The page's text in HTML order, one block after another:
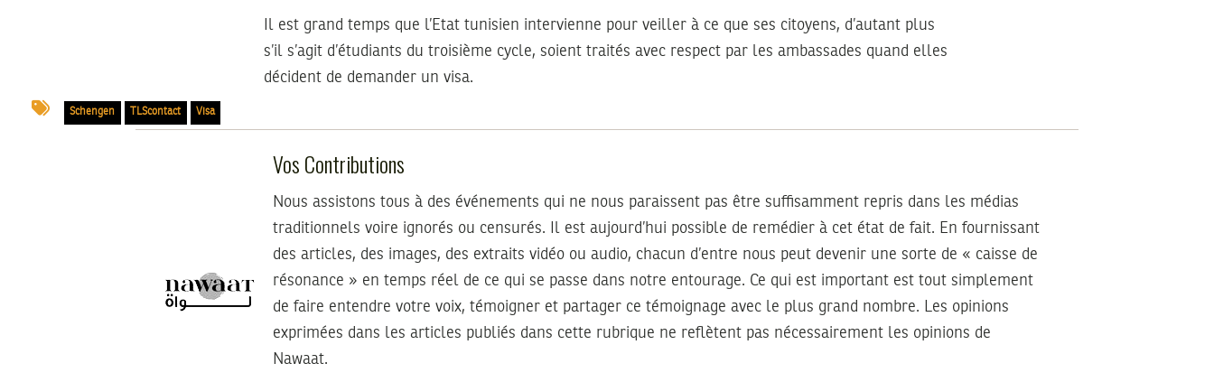
Il est grand temps que l’Etat tunisien intervienne pour veiller à ce que ses citoyens, d’autant plus
s’il s’agit d’étudiants du troisième cycle, soient traités avec respect par les ambassades quand elles
décident de demander un visa.
Schengen TLScontact Visa
Vos Contributions
Nous assistons tous à des événements qui ne nous paraissent pas être suffisamment repris dans les médias
traditionnels voire ignorés ou censurés. Il est aujourd’hui possible de remédier à cet état de fait. En fournissant
des articles, des images, des extraits vidéo ou audio, chacun d’entre nous peut devenir une sorte de « caisse de
résonance » en temps réel de ce qui se passe dans notre entourage. Ce qui est important est tout simplement
de faire entendre votre voix, témoigner et partager ce témoignage avec le plus grand nombre. Les opinions
exprimées dans les articles publiés dans cette rubrique ne reflètent pas nécessairement les opinions de
Nawaat.